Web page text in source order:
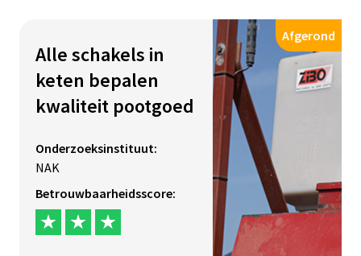
Alle schakels in
keten bepalen
kwaliteit pootgoed
Onderzoeksinstituut:
NAK
Betrouwbaarheidsscore:
Afgerond